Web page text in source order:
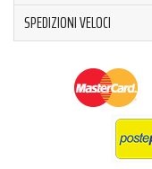
SPEDIZIONI VELOCI